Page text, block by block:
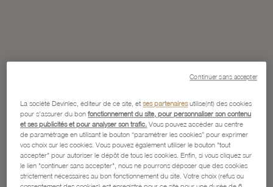
La société Devinlec, éditeur de ce site, etses partenairesutilise(nt) des cookies
pour s'assurer du bonfonctionnement du site, pour personnaliser son contenu
et ses publicités et pour analyser son trafic. Vous pouvez accéder au centre
de paramétrage en utilisant le bouton “paramétrer les cookies” pour exprimer
vos choix sur les cookies. Vous pouvez également utiliser le bouton "tout
accepter" pour autoriser le dépôt de tous les cookies. Enfin, si vous cliquez sur
le lien "continuer sans accepter", nous ne pourrons déposer que des cookies
strictement nécessaires au bon fonctionnement du site. Votre choix (refus ou
Continuer sans accepter